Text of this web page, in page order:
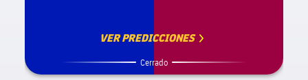
VER PREDICCIONES
Cerrado